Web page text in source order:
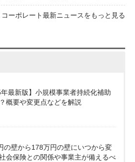
コーポレート最新ニュースをもっと見る
年最新版】小規模事業者持続化補助
概要や変更点などを解説
の壁から178万円の壁にいつから変
会保険との関係や事業主が備えるべ